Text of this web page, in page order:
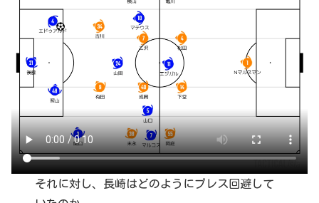
それに対し、長崎はどのようにプレス回避して